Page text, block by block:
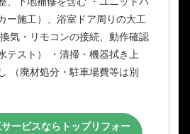
ー施工）、浴室ドア周りの大工
気・リモコンの接続、動作確認
テスト） ・清掃・機器拭き上
（廃材処分・駐車場費等は別
ービスならトップリフォー